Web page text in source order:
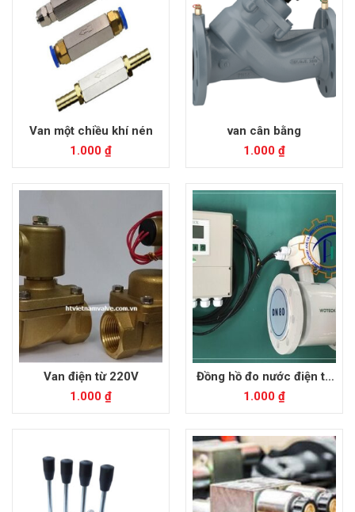
Van một chiều khí nén
1.000 ₫
van cân bằng
1.000 ₫
Van điện từ 220V
1.000 ₫
Đồng hồ đo nước điện từ
Woteck
1.000 ₫